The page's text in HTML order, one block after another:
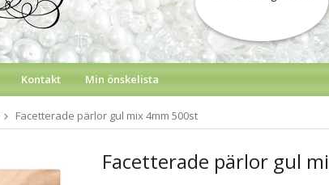
Kontakt Min önskelista
Facetterade pärlor gul mix 4mm 500st
Facetterade pärlor gul